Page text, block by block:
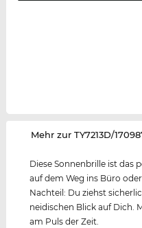
‌Mehr zur TY7213D/
Diese Sonnenbrille ist das
auf dem Weg ins Büro
Nachteil: Du ziehst
neidischen Blick auf Dich.
am Puls der Zeit.